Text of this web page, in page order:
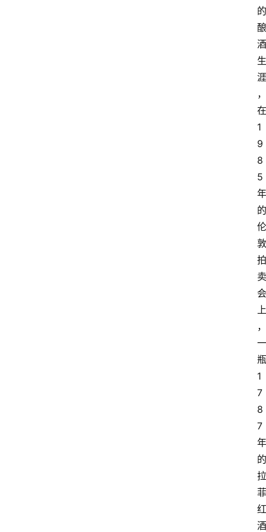
的
酿
酒
生
涯
，
在
1
9
8
5
年
的
伦
敦
拍
卖
会
上
，
一
瓶
1
7
8
7
年
的
拉
菲
红
酒